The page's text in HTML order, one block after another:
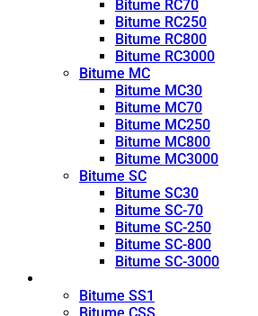
Bitume RC70
Bitume RC250
Bitume RC800
Bitume RC3000
Bitume MC
Bitume MC30
Bitume MC70
Bitume MC250
Bitume MC800
Bitume MC3000
Bitume SC
Bitume SC30
Bitume SC-70
Bitume SC-250
Bitume SC-800
Bitume SC-3000
Bitume SS1